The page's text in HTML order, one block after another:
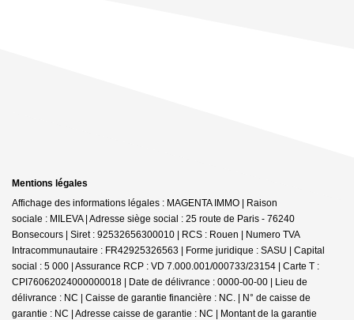
Mentions légales
Affichage des informations légales : MAGENTA IMMO | Raison
sociale : MILEVA | Adresse siège social : 25 route de Paris - 76240
Bonsecours | Siret : 92532656300010 | RCS : Rouen | Numero TVA
Intracommunautaire : FR42925326563 | Forme juridique : SASU | Capital
social : 5 000 | Assurance RCP : VD 7.000.001/000733/23154 | Carte T :
CPI76062024000000018 | Date de délivrance : 0000-00-00 | Lieu de
délivrance : NC | Caisse de garantie financière : NC. | N° de caisse de
garantie : NC | Adresse caisse de garantie : NC | Montant de la garantie